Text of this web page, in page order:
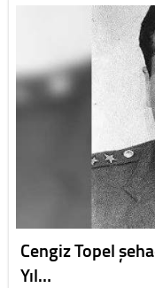
Cengiz Topel
Yıl…